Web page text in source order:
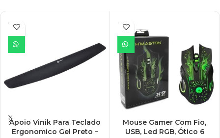
teclas resistentes que suportam
pressionamentos de tecla e
robustos suportes de inclinação
ajustáveis, este teclado não tem
apenas um aspecto e
funcionamento agradáveis ? foi
imediatamente. Os caracteres
grandes e claros tornam a leitura
ESGO
TADO
Apoio Vinik Para Teclado
Ergonomico Gel Preto –
ESGO
TADO
Mouse Gamer Com Fio,
USB, Led RGB, Ótico 6